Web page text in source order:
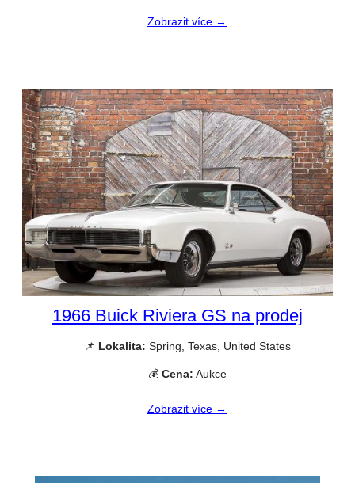
Zobrazit více →
1966 Buick Riviera GS na prodej
📌 Lokalita: Spring, Texas, United States
💰 Cena: Aukce
Zobrazit více →